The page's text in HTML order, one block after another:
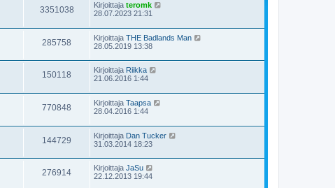
3351038 Kirjoittaja teromk
28.07.2023 21:31
285758 Kirjoittaja THE Badlands Man
28.05.2019 13:38
150118 Kirjoittaja Riikka
21.06.2016 1:44
770848 Kirjoittaja Taapsa
28.04.2016 1:44
144729 Kirjoittaja Dan Tucker
31.03.2014 18:23
276914 Kirjoittaja JaSu
22.12.2013 19:44